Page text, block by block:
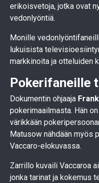
erikoisvetoja, jotka ovat
vedonlyöntiä.
Monille
lukuisista
markkinoita ja otteluiden
Pokerifaneille
Dokumentin ohjaaja
pokerimaailmasta. Hän
värikkään
Matusow nähdään myös
Vaccaro-elokuvassa.
Zarrillo kuvaili Vaccaroa
jonka tarinat ja kokemus